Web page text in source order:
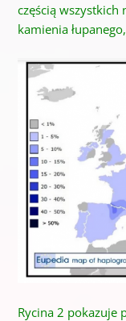
częścią
kamienia
Rycina 2 pokazuje